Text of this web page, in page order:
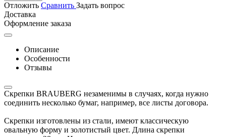
Отложить Сравнить Задать вопрос
Доставка
Оформление заказа
Описание
Особенности
Отзывы
Скрепки BRAUBERG незаменимы в случаях, когда нужно
соединить несколько бумаг, например, все листы договора.
Скрепки изготовлены из стали, имеют классическую
овальную форму и золотистый цвет. Длина скрепки